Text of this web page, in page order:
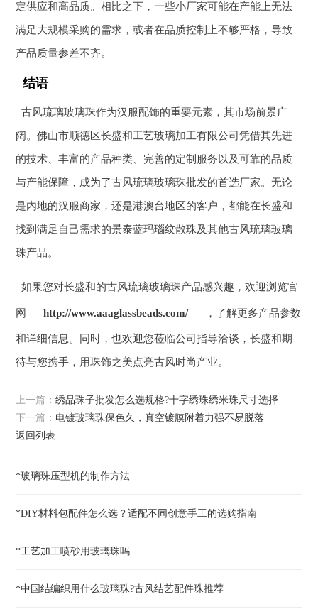
定供应和高品质。相比之下，一些小厂家可能在产能上无法
满足大规模采购的需求，或者在品质控制上不够严格，导致
产品质量参差不齐。
结语
古风琉璃玻璃珠作为汉服配饰的重要元素，其市场前景广
阔。佛山市顺德区长盛和工艺玻璃加工有限公司凭借其先进
的技术、丰富的产品种类、完善的定制服务以及可靠的品质
与产能保障，成为了古风琉璃玻璃珠批发的首选厂家。无论
是内地的汉服商家，还是港澳台地区的客户，都能在长盛和
找到满足自己需求的景泰蓝玛瑙纹散珠及其他古风琉璃玻璃
珠产品。
如果您对长盛和的古风琉璃玻璃珠产品感兴趣，欢迎浏览官
网 http://www.aaaglassbeads.com/ ，了解更多产品参数
和详细信息。同时，也欢迎您莅临公司指导洽谈，长盛和期
待与您携手，用珠饰之美点亮古风时尚产业。
上一篇：绣品珠子批发怎么选规格?十字绣珠绣米珠尺寸选择
返回列表
下一篇： 电镀玻璃珠保色久，真空镀膜附着力强不易脱落
*玻璃珠压型机的制作方法
*DIY材料包配件怎么选？适配不同创意手工的选购指南
*工艺加工喷砂用玻璃珠吗
*中国结编织用什么玻璃珠?古风结艺配件珠推荐